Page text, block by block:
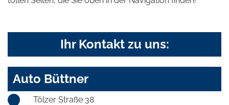
Ihr Kontakt zu uns:
Auto Büttner
Tölzer Straße 38